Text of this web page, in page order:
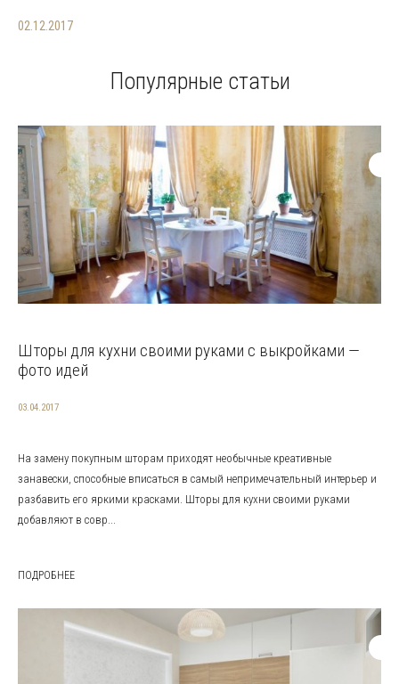
02.12.2017
Популярные статьи
Шторы для кухни своими руками с выкройками —
фото идей
03.04.2017
На замену покупным шторам приходят необычные креативные
занавески, способные вписаться в самый непримечательный интерьер и
разбавить его яркими красками. Шторы для кухни своими руками
добавляют в совр...
ПОДРОБНЕЕ